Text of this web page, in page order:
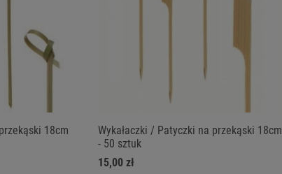
18cm
Wykałaczki / Patyczki na przekąski 18cm
- 50 sztuk
15,00 zł